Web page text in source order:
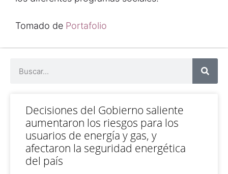
Tomado de Portafolio
Decisiones del Gobierno saliente
aumentaron los riesgos para los
usuarios de energía y gas, y
afectaron la seguridad energética
del país